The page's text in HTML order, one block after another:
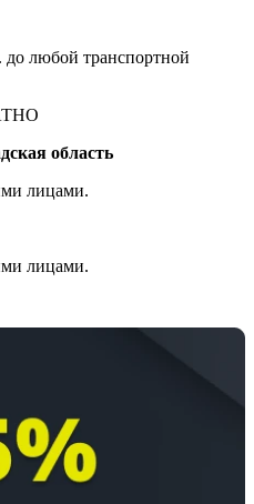
до любой транспортной
область
лицами.
лицами.